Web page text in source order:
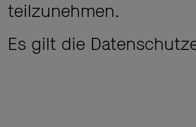
teilzunehmen.
Es gilt die